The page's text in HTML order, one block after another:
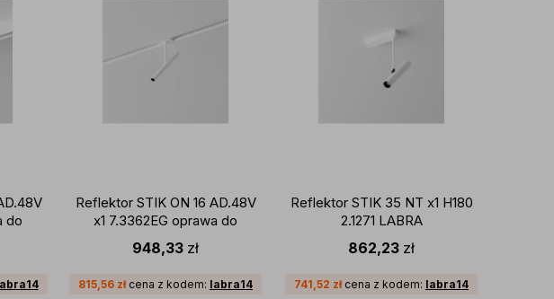
do
Reflektor STIK ON 16 AD.48V
x1 7.3362EG oprawa do
szynoprzewodu
magnetycznego Multisystem
948,33 zł
815,56 złcena z kodem: labra14
Reflektor STIK 35 NT x1 H180
2.1271 LABRA
862,23 zł
741,52 złcena z kodem: labra14